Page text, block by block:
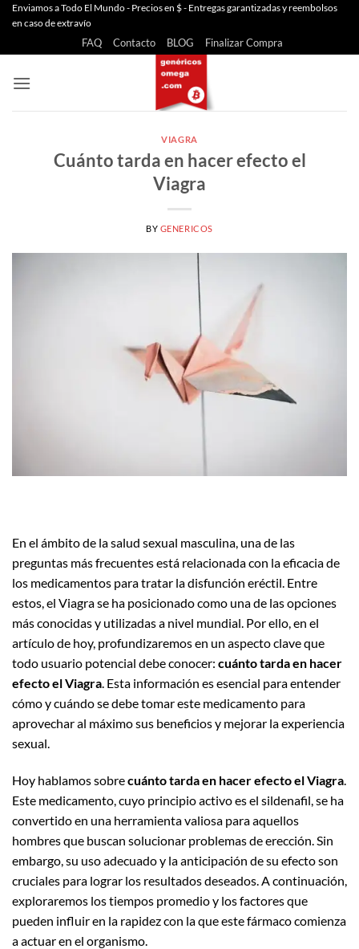
Saltar
Enviamos a Todo El Mundo - Precios en $ - Entregas garantizadas y reembolsos
en caso de extravío
FAQ Contacto BLOG Finalizar Compra
VIAGRA
Cuánto tarda en hacer efecto el
Viagra
BY GENERICOS
En el ámbito de la salud sexual masculina, una de las
preguntas más frecuentes está relacionada con la eficacia de
los medicamentos para tratar la disfunción eréctil. Entre
estos, el Viagra se ha posicionado como una de las opciones
más conocidas y utilizadas a nivel mundial. Por ello, en el
artículo de hoy, profundizaremos en un aspecto clave que
todo usuario potencial debe conocer: cuánto tarda en hacer
efecto el Viagra . Esta información es esencial para entender
cómo y cuándo se debe tomar este medicamento para
aprovechar al máximo sus beneficios y mejorar la experiencia
sexual.
Hoy hablamos sobrecuánto tarda en hacer efecto el Viagra
Este medicamento, cuyo principio activo es el sildenafil, se ha
convertido en una herramienta valiosa para aquellos
hombres que buscan solucionar problemas de erección. Sin
embargo, su uso adecuado y la anticipación de su efecto son
cruciales para lograr los resultados deseados. A continuación,
exploraremos los tiempos promedio y los factores que
pueden influir en la rapidez con la que este fármaco comienza
a actuar en el organismo.